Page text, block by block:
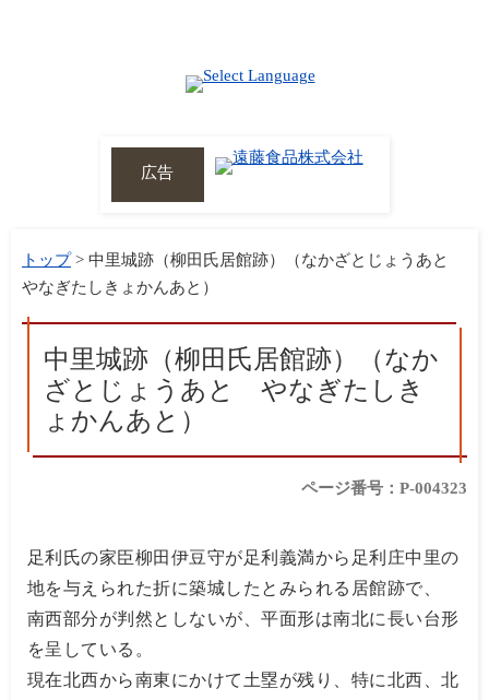
広告
トップ> 中里城跡（柳田氏居館跡）（なかざとじょうあと
やなぎたしきょかんあと）
中里城跡（柳田氏居館跡）（なか
ざとじょうあと やなぎたしき
ょかんあと）
ページ番号：P-004323
足利氏の家臣柳田伊豆守が足利義満から足利庄中里の
地を与えられた折に築城したとみられる居館跡で、
南西部分が判然としないが、平面形は南北に長い台形
を呈している。
現在北西から南東にかけて土塁が残り、特に北西、北